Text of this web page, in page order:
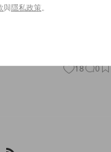
春天漸層雙色染依舊保
以往更加明顯，從伸展
外，以七彩髮色與這個
18 0
與隱私政策